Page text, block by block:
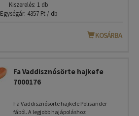
Kiszerelés: 1 db
Egységár: 4357 Ft / db
KOSÁRBA
Fa Vaddisznósörte hajkefe
7000176
Fa Vaddisznósörte hajkefe Polisander
fából. A legjobb hajápoláshoz